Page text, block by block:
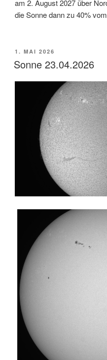
am 2. August 2027 über
die Sonne dann zu 40%
VERÖFFENTLICHT
AM
1. MAI 2026
Sonne 23.04.2026